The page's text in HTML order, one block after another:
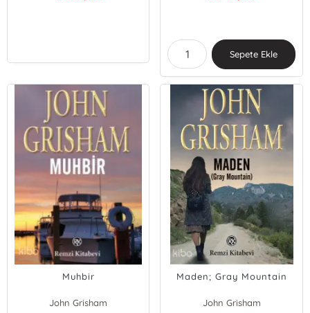
Sepete Ekle
Muhbir
John Grisham
Maden; Gray Mountain
John Grisham